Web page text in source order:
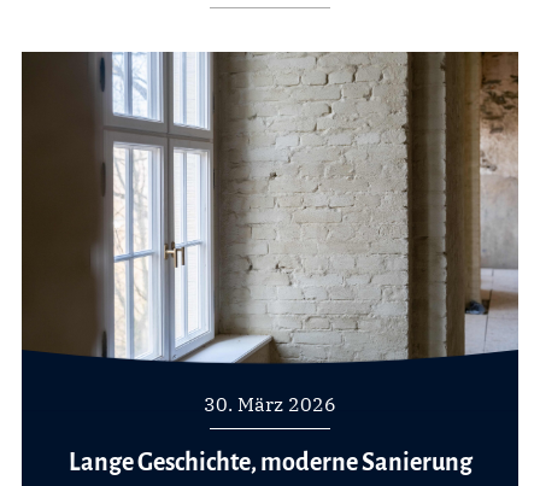
30. März 2026
Lange Geschichte, moderne Sanierung